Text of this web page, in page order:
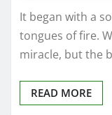
It began with a
tongues of fire.
miracle, but the
READ MORE